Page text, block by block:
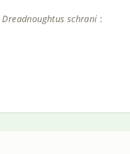
Dreadnoughtus schrani :